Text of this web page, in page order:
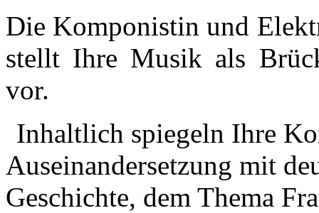
Die Komponistin und
stellt Ihre Musik als
vor.
Inhaltlich spiegeln Ihre
Auseinandersetzung mit
Geschichte, dem Thema